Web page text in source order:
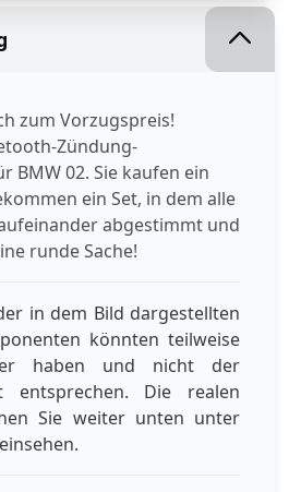
zum Vorzugspreis!
Zündung-
BMW 02. Sie kaufen ein
ein Set, in dem alle
abgestimmt und
runde Sache!
in dem Bild dargestellten
könnten teilweise
haben und nicht der
entsprechen. Die realen
Sie weiter unten unter